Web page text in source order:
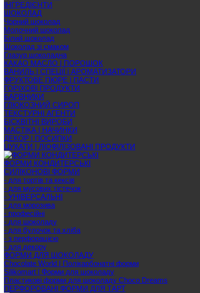
ІНГРЕДІЄНТИ
ШОКОЛАД
Чорний шоколад
Молочний шоколад
Білий шоколад
Шоколад зі смаком
Глазур шоколадна
КАКАО МАСЛО | ПОРОШОК
ВАНИЛЬ | СПЕЦІЇ | АРОМАТИЗАТОРИ
ФРУКТОВЕ ПЮРЕ | ПАСТИ
ГОРІХОВІ ПРОДУКТИ
БАРВНИКИ
ГЛЮКОЗНИЙ СИРОП
ТЕКСТУРНІ АГЕНТИ
БІСКВІТНІ ВИРОБИ
МАСТІКА | НАЧИНКИ
ДЕКОР | ПОСИПКИ
ЦУКАТИ | ЛІОФІЛІЗОВАНІ ПРОДУКТИ
ФОРМИ КОНДИТЕРСЬКІ
СИЛІКОНОВІ ФОРМИ
- для тортів та кексів
- для мусових тістечок
- УНІВЕРСАЛЬНІ
- для морозива
- професійні
- для шоколаду
- для булочок та хліба
- з перфорацією
- для декору
ФОРМИ ДЛЯ ШОКОЛАДУ
Chocolate World | Полікарбонатні форми
Silikomart | Форми для шоколаду
Пластикові форми для шоколаду Choco Dreams
ПЕРФОРОВАНІ ФОРМИ ДЛЯ ТАРТ